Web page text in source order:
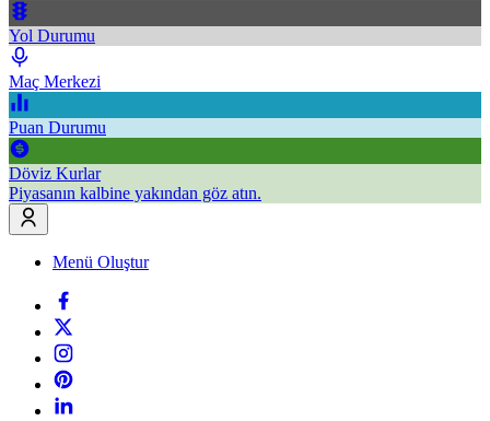
Yol Durumu
Maç Merkezi
Puan Durumu
Döviz Kurlar
Piyasanın kalbine yakından göz atın.
Menü Oluştur